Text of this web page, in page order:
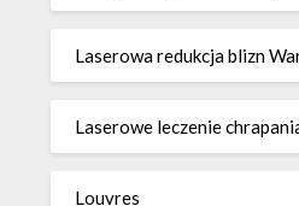
Laserowa redukcja blizn
Laserowe leczenie
Louvres